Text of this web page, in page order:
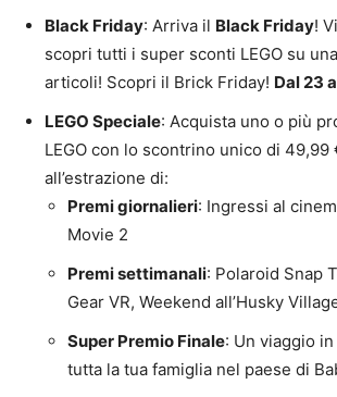
Black Friday: Arriva il Black Friday!
scopri tutti i super sconti LEGO su
articoli! Scopri il Brick Friday! Dal 23
LEGO Speciale: Acquista uno o più
LEGO con lo scontrino unico di
all’estrazione di:
Premi giornalieri: Ingressi al
Movie 2
Premi settimanali: Polaroid Snap
Gear VR, Weekend all’Husky
Super Premio Finale: Un viaggio
tutta la tua famiglia nel paese di